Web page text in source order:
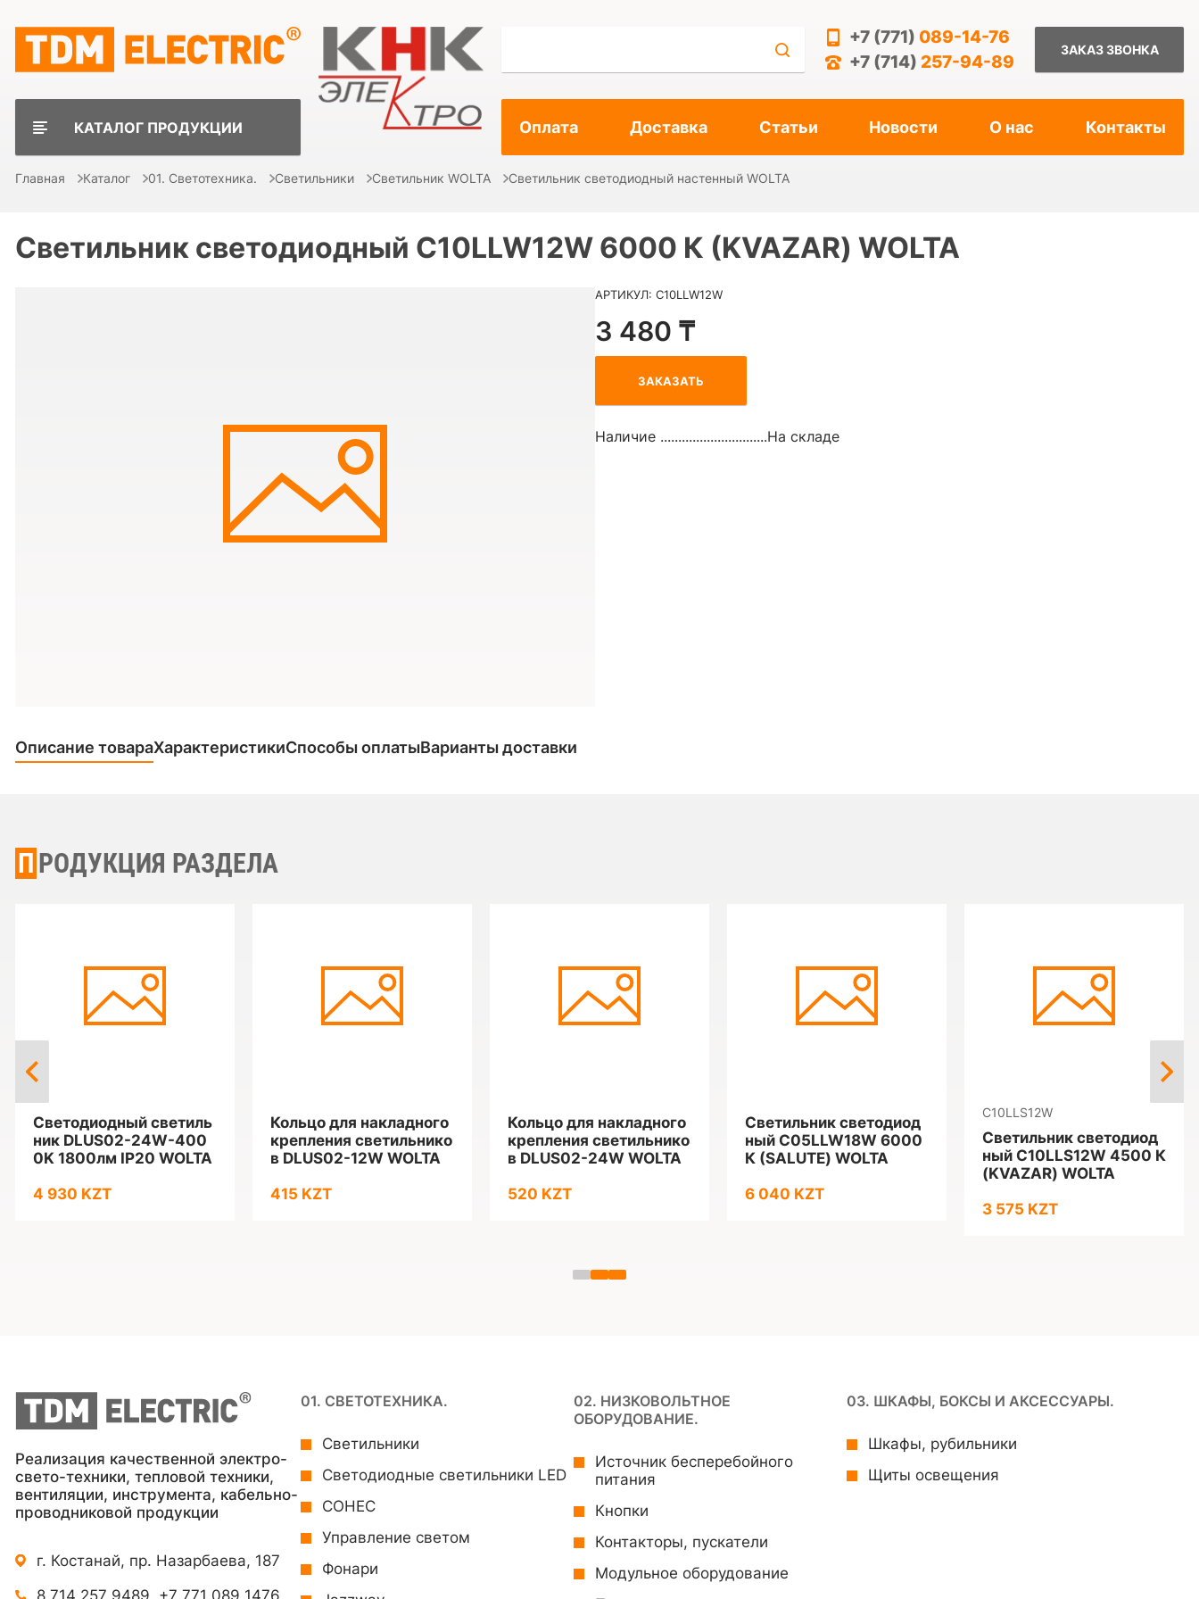
+7 (771) 089-14-76
+7 (714) 257-94-89
ЗАКАЗ ЗВОНКА
КАТАЛОГ ПРОДУКЦИИ Оплата Доставка Статьи Новости О нас Контакты
Главная Каталог 01. Светотехника. Светильники Светильник WOLTA Светильник светодиодный настенный WOLTA
Светильник светодиодный C10LLW12W 6000 К (KVAZAR) WOLTA
АРТИКУЛ: C10LLW12W
3 480 ₸
ЗАКАЗАТЬ
Наличие ..............................На складе
Описание товараХарактеристикиСпособы оплатыВарианты доставки
ПРОДУКЦИЯ РАЗДЕЛА
Светодиодный светиль
ник DLUS02-24W-400
0K 1800лм IP20 WOLTA
4 930 KZT
Кольцо для накладного
крепления светильнико
в DLUS02-12W WOLTA
415 KZT
Кольцо для накладного
крепления светильнико
в DLUS02-24W WOLTA
520 KZT
Светильник светодиод
ный C05LLW18W 6000
К (SALUTE) WOLTA
6 040 KZT
C10LLS12W
Светильник светодиод
ный C10LLS12W 4500 К
(KVAZAR) WOLTA
3 575 KZT
Реализация качественной электро-
свето-техники, тепловой техники,
вентиляции, инструмента, кабельно-
проводниковой продукции
г. Костанай, пр. Назарбаева, 187
8 714 257 9489 +7 771 089 1476
01. СВЕТОТЕХНИКА.
Светильники
Светодиодные светильники LED
СОНЕС
Управление светом
Фонари
02. НИЗКОВОЛЬТНОЕ
ОБОРУДОВАНИЕ.
Источник бесперебойного
питания
Кнопки
Контакторы, пускатели
Модульное оборудование
03. ШКАФЫ, БОКСЫ И АКСЕССУАРЫ.
Шкафы, рубильники
Щиты освещения